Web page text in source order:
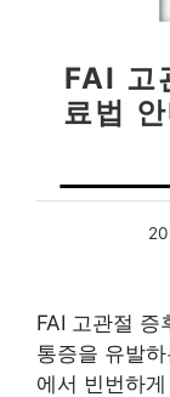
FAI 고
료법
FAI 고관절 증
통증을 유발
에서 빈번하